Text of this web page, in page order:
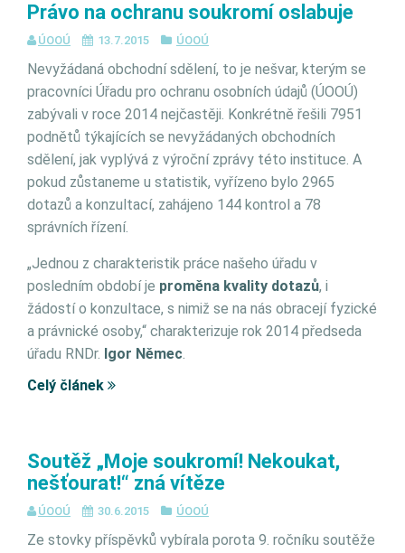
Právo na ochranu soukromí oslabuje
ÚOOÚ 13.7.2015 ÚOOÚ
Nevyžádaná obchodní sdělení, to je nešvar, kterým se
pracovníci Úřadu pro ochranu osobních údajů (ÚOOÚ)
zabývali v roce 2014 nejčastěji. Konkrétně řešili 7951
podnětů týkajících se nevyžádaných obchodních
sdělení, jak vyplývá z výroční zprávy této instituce. A
pokud zůstaneme u statistik, vyřízeno bylo 2965
dotazů a konzultací, zahájeno 144 kontrol a 78
správních řízení.
„Jednou z charakteristik práce našeho úřadu v
posledním období je proměna kvality dotazů, i
žádostí o konzultace, s nimiž se na nás obracejí fyzické
a právnické osoby,“ charakterizuje rok 2014 předseda
úřadu RNDr. Igor Němec.
Celý článek
Soutěž „Moje soukromí! Nekoukat,
nešťourat!“ zná vítěze
ÚOOÚ 30.6.2015 ÚOOÚ
Ze stovky příspěvků vybírala porota 9. ročníku soutěže